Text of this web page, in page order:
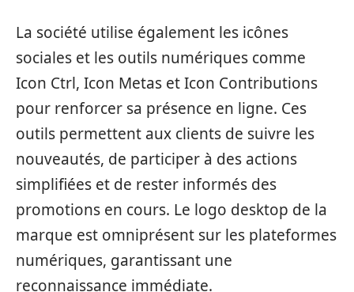
La société utilise également les icônes
sociales et les outils numériques comme
Icon Ctrl, Icon Metas et Icon Contributions
pour renforcer sa présence en ligne. Ces
outils permettent aux clients de suivre les
nouveautés, de participer à des actions
simplifiées et de rester informés des
promotions en cours. Le logo desktop de la
marque est omniprésent sur les plateformes
numériques, garantissant une
reconnaissance immédiate.